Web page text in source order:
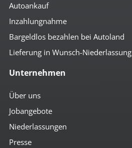
Autoankauf
Inzahlungnahme
Bargeldlos bezahlen bei Autoland
Lieferung in Wunsch-Niederlassung
Unternehmen
Über uns
Jobangebote
Niederlassungen
Presse